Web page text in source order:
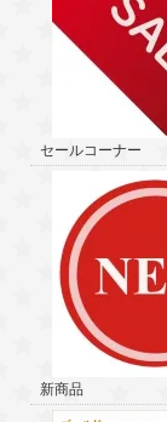
セールコーナー
新商品